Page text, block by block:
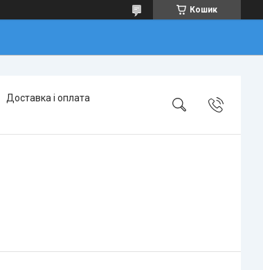
Кошик
Доставка і оплата